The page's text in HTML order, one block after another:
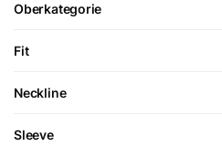
Oberkategorie
Fit
Neckline
Sleeve